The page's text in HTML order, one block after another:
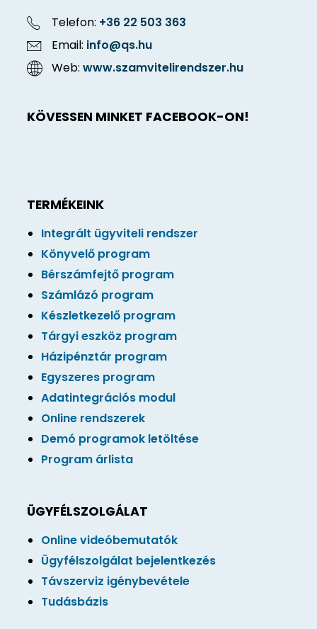
Telefon: +36 22 503 363
Email: info@qs.hu
Web:www.szamvitelirendszer.hu
KÖVESSEN MINKET FACEBOOK-ON!
TERMÉKEINK
Integrált ügyviteli rendszer
Könyvelő program
Bérszámfejtő program
Számlázó program
Készletkezelő program
Tárgyi eszköz program
Házipénztár program
Egyszeres program
Adatintegrációs modul
Online rendszerek
Demó programok letöltése
Program árlista
ÜGYFÉLSZOLGÁLAT
Online videóbemutatók
Ügyfélszolgálat bejelentkezés
Távszerviz igénybevétele
Tudásbázis